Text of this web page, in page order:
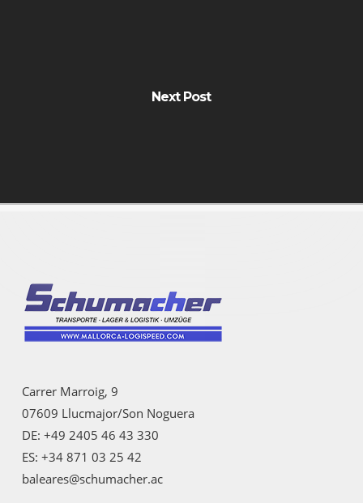
Next Post
Carrer Marroig, 9
07609 Llucmajor/Son Noguera
DE: +49 2405 46 43 330
ES: +34 871 03 25 42
baleares@schumacher.ac